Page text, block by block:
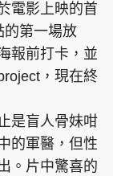
電影上映的首
的第一場放
報前打卡，並
，現在終
是盲人骨妹咁
的軍醫，但性
。片中驚喜的